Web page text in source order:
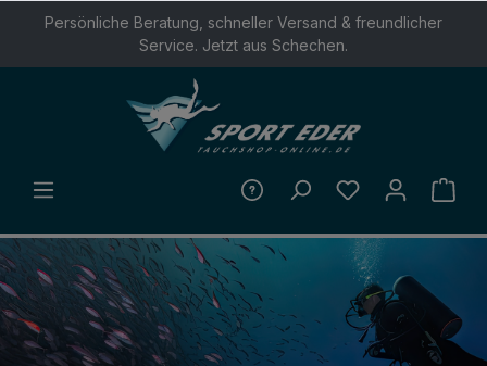
SPRINGEN
Persönliche Beratung, schneller Versand & freundlicher
Service. Jetzt aus Schechen.